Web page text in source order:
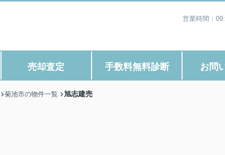
営業時間：
売却査定 手数料無料診断 お問
菊池市の物件一覧 旭志建売